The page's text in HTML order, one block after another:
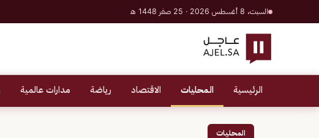
السبت، 8 أغسطس 2026 · 25 صفر 1448 هـ
الرئيسية المحليات الاقتصاد رياضة مدارات عالمية
المحليات